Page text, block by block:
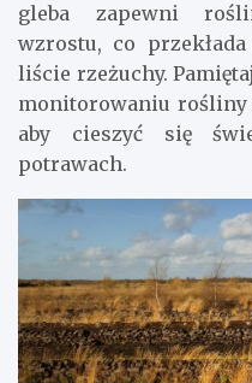
gleba zapewni
wzrostu, co
liście rzeżuchy.
monitorowaniu
aby cieszyć się
potrawach.